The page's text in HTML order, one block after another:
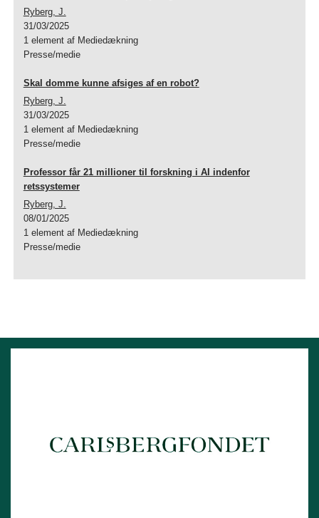
Ryberg, J.
31/03/2025
1 element af Mediedækning
Presse/medie
Skal domme kunne afsiges af en robot?
Ryberg, J.
31/03/2025
1 element af Mediedækning
Presse/medie
Professor får 21 millioner til forskning i AI indenfor
retssystemer
Ryberg, J.
08/01/2025
1 element af Mediedækning
Presse/medie